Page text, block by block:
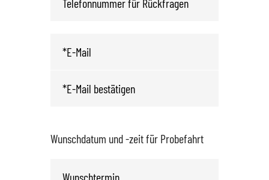
Wunschdatum und -zeit für Probefahrt